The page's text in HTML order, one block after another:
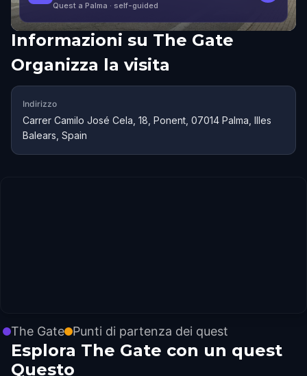
Quest a Palma · self-guided
Informazioni su The Gate
Organizza la visita
Indirizzo
Carrer Camilo José Cela, 18, Ponent, 07014 Palma, Illes
Balears, Spain
The Gate Punti di partenza dei quest
Esplora The Gate con un quest
Questo